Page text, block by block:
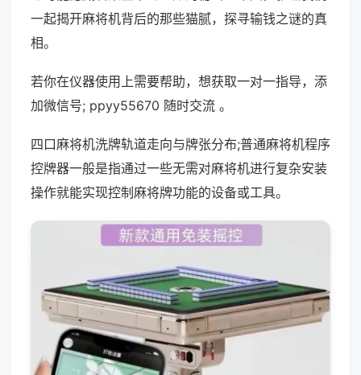
一起揭开麻将机背后的那些猫腻，探寻输钱之谜的真
相。
若你在仪器使用上需要帮助，想获取一对一指导，添
加微信号; ppyy55670 随时交流 。
四口麻将机洗牌轨道走向与牌张分布;普通麻将机程序
控牌器一般是指通过一些无需对麻将机进行复杂安装
操作就能实现控制麻将牌功能的设备或工具。